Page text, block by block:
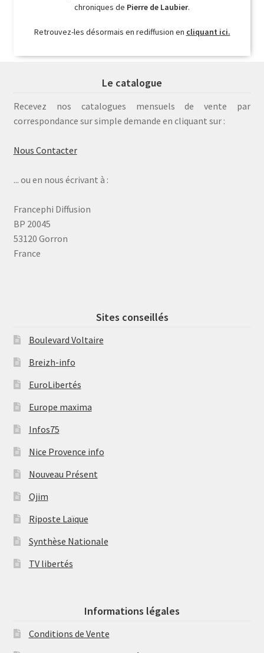
chroniques de Pierre de Laubier.
Retrouvez-les désormais en rediffusion en cliquant ici.
Le catalogue
Recevez nos catalogues mensuels de vente par
correspondance sur simple demande en cliquant sur :
Nous Contacter
... ou en nous écrivant à :
Francephi Diffusion
BP 20045
53120 Gorron
France
Sites conseillés
Boulevard Voltaire
Breizh-info
EuroLibertés
Europe maxima
Infos75
Nice Provence info
Nouveau Présent
Ojim
Riposte Laïque
Synthèse Nationale
TV libertés
Informations légales
Conditions de Vente